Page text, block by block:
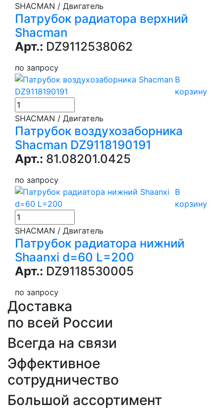
SHACMAN / Двигатель
Патрубок радиатора верхний
Shacman
Арт.: DZ9112538062
по запросу
В
корзину
SHACMAN / Двигатель
Патрубок воздухозаборника
Shacman DZ9118190191
Арт.: 81.08201.0425
по запросу
В
корзину
SHACMAN / Двигатель
Патрубок радиатора нижний
Shaanxi d=60 L=200
Арт.: DZ9118530005
по запросу
Доставка
по всей России
Всегда на связи
Эффективное
сотрудничество
Большой ассортимент